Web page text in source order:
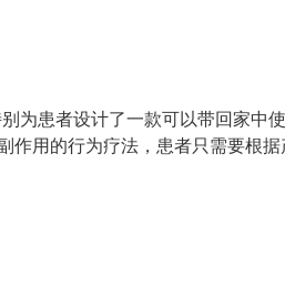
为患者设计了一款可以带回家中
作用的行为疗法，患者只需要根据